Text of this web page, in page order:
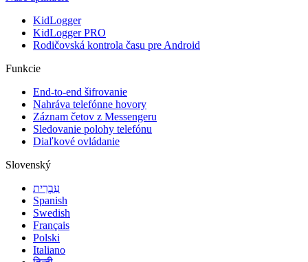
KidLogger
KidLogger PRO
Rodičovská kontrola času pre Android
Funkcie
End-to-end šifrovanie
Nahráva telefónne hovory
Záznam četov z Messengeru
Sledovanie polohy telefónu
Diaľkové ovládanie
Slovenský
עִבְרִית
Spanish
Swedish
Français
Polski
Italiano